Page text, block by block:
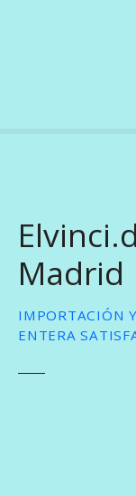
Madrid
IMPORTACIÓN
ENTERA